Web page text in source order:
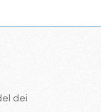
dei